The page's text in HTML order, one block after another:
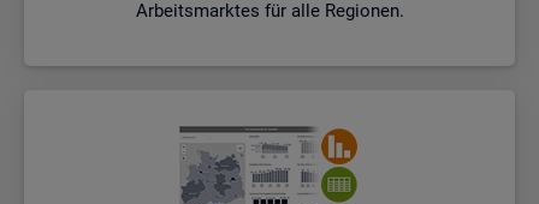
Arbeitsmarktes für alle Regionen.